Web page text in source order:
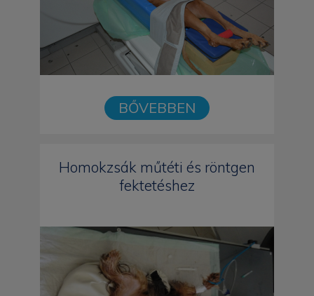
BŐVEBBEN
Homokzsák műtéti és röntgen
fektetéshez